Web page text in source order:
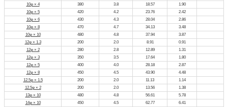
10φ × 4
380 3.8 18.57
1.90
10φ × 5
420 4.2 23.76
2.42
10φ × 6
430 4.3 28.04
2.86
10φ × 8
470 4.7 34.13
3.48
10φ × 10
480 4.8 37.94
3.87
12φ × 1.3
200 2.0 8.91
0.91
12φ × 2
280 2.8 12.89
1.31
12φ × 3
350 3.5 17.64
1.80
12φ × 5
400 4.0 28.18
2.87
12φ × 8
450 4.5 43.90
4.48
12.5φ × 1.5
200 2.0 11.13
1.14
12.5φ × 2
200 2.0 13.56
1.38
13φ × 10
480 4.8 56.61
5.78
14φ × 10
450 4.5 62.77
6.41